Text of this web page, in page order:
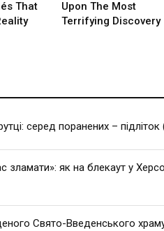
серед поранених –
зламати»: як на блекаут у
Свято-Введенського